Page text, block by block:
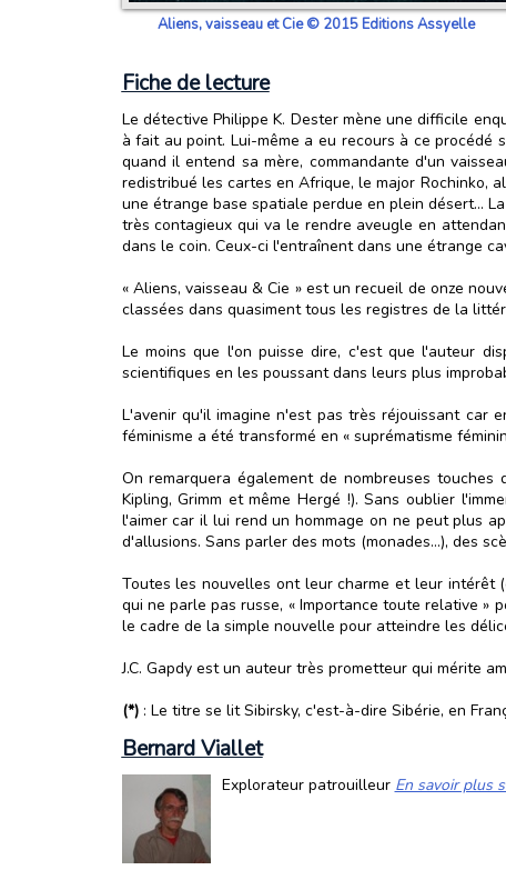
Aliens, vaisseau et Cie © 2015 Editions Assyelle
Fiche de lecture
Le détective Philippe K. Dester mène une difficile
à fait au point. Lui-même a eu recours à ce
quand il entend sa mère, commandante d'un
redistribué les cartes en Afrique, le major Rochinko,
une étrange base spatiale perdue en plein désert...
très contagieux qui va le rendre aveugle en
dans le coin. Ceux-ci l'entraînent dans une étrange
« Aliens, vaisseau & Cie » est un recueil de onze
classées dans quasiment tous les registres de la
Le moins que l'on puisse dire, c'est que l'auteur
scientifiques en les poussant dans leurs plus
L'avenir qu'il imagine n'est pas très réjouissant car
féminisme a été transformé en « suprématisme
On remarquera également de nombreuses
Kipling, Grimm et même Hergé !). Sans oublier
l'aimer car il lui rend un hommage on ne peut plus
d'allusions. Sans parler des mots (monades...), des
Toutes les nouvelles ont leur charme et leur intérêt
qui ne parle pas russe, « Importance toute relative »
le cadre de la simple nouvelle pour atteindre les
J.C. Gapdy est un auteur très prometteur qui mérite
(*): Le titre se lit Sibirsky, c'est-à-dire Sibérie, en
Bernard Viallet
Explorateur patrouilleur En savoir plus